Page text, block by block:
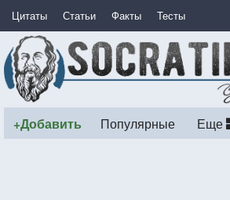
Цитаты Статьи Факты Тесты
+Добавить Популярные Еще